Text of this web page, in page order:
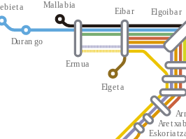
Arr
Aretxab
Eskoriatz
Elgeta
ebieta
Duran go
Mallabia
Eibar
Ermua
Elgoibar